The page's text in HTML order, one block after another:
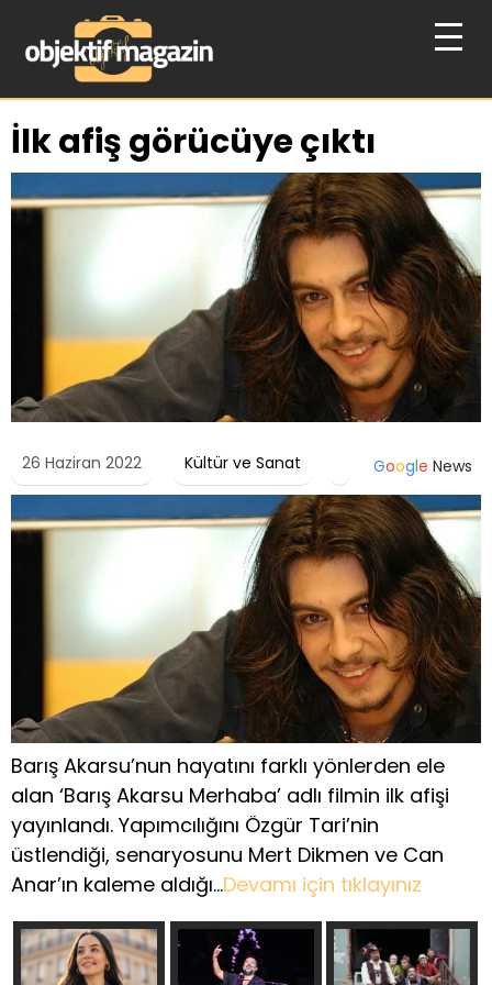
İlk afiş görücüye çıktı
26 Haziran 2022 Kültür ve Sanat Google News
Barış Akarsu’nun hayatını farklı yönlerden ele
alan ‘Barış Akarsu Merhaba’ adlı filmin ilk afişi
yayınlandı. Yapımcılığını Özgür Tari’nin
üstlendiği, senaryosunu Mert Dikmen ve Can
Anar’ın kaleme aldığı…Devamı için tıklayınız